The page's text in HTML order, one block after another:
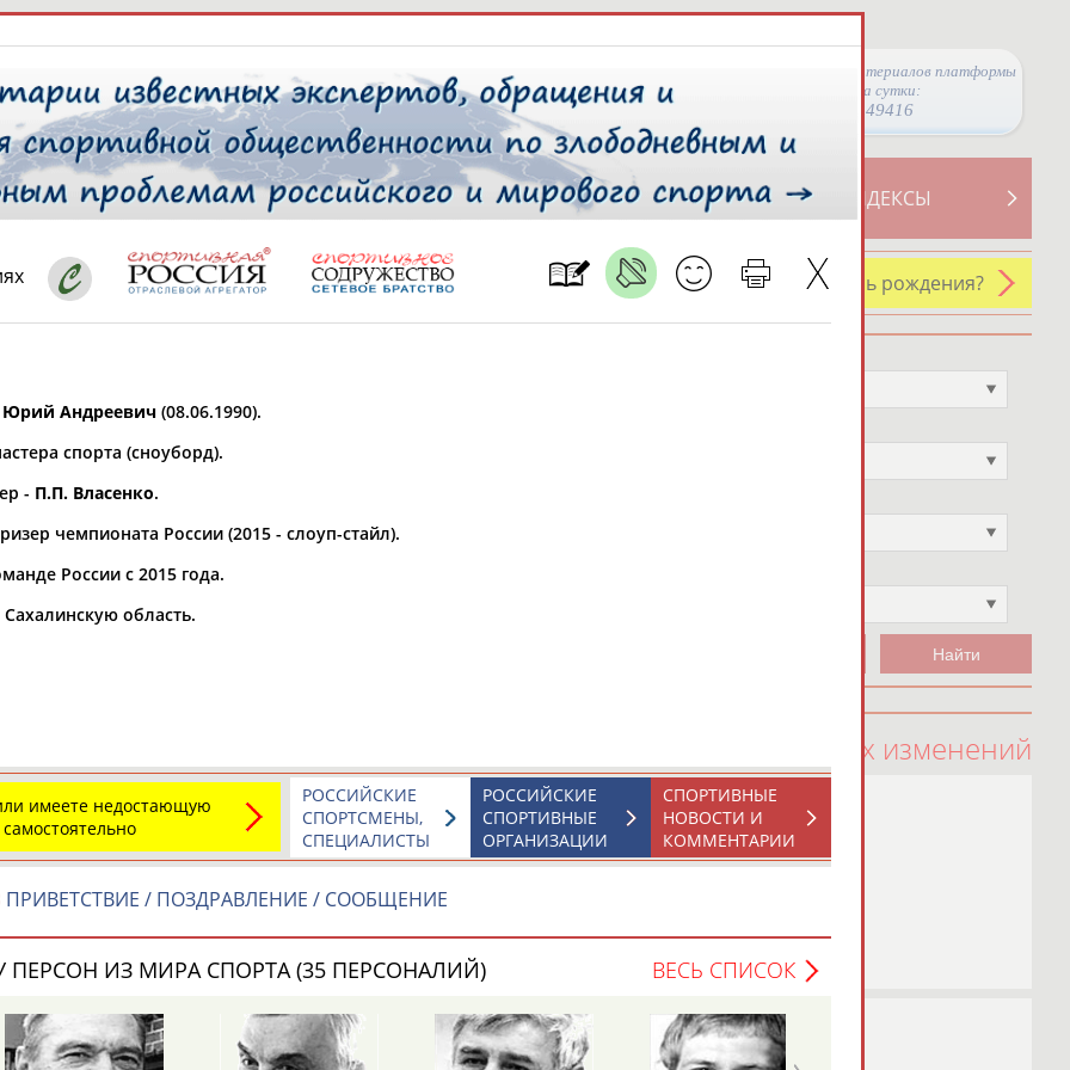
Просмотры материалов платформы
за сутки:
49416
СВОДНЫЕ ИНДЕКСЫ
ТАБЛО АКТИВНОСТИ
РЕСУРСНАЯ ПЛОЩАДКА
У кого сегодня день рождения?
проживания
рождения
чч год
100 последних изменений
Андреевич (08.06.1990).
спорта (сноуборд).
- П.П. Власенко.
чемпионата России (2015 - слоуп-стайл).
России с 2015 года.
Сахалинскую область.
имеете недостающую
СПОРТИВНЫЕ
НОВОСТИ И
КОММЕНТАРИИ
РОССИЙСКИЕ
СПОРТИВНЫЕ
ОРГАНИЗАЦИИ
РОССИЙСКИЕ
СПОРТСМЕНЫ,
СПЕЦИАЛИСТЫ
ПРИВЕТСТВИЕ / ПОЗДРАВЛЕНИЕ / СООБЩЕНИЕ
ПЕРСОН ИЗ МИРА СПОРТА (35 ПЕРСОНАЛИЙ) ВЕСЬ СПИСОК